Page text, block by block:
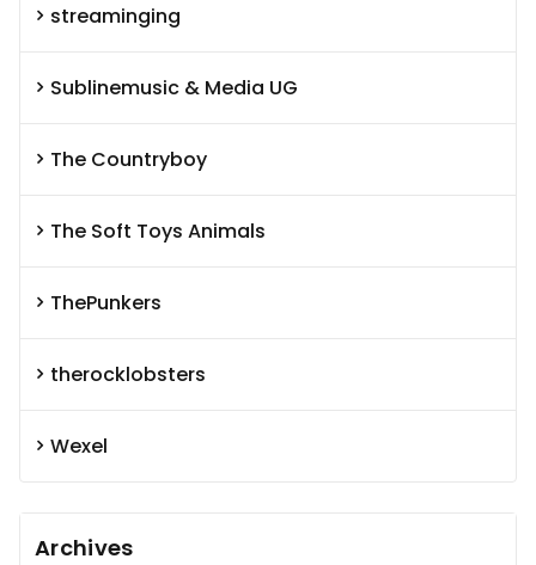
streaminging
Sublinemusic & Media UG
The Countryboy
The Soft Toys Animals
ThePunkers
therocklobsters
Wexel
Archives